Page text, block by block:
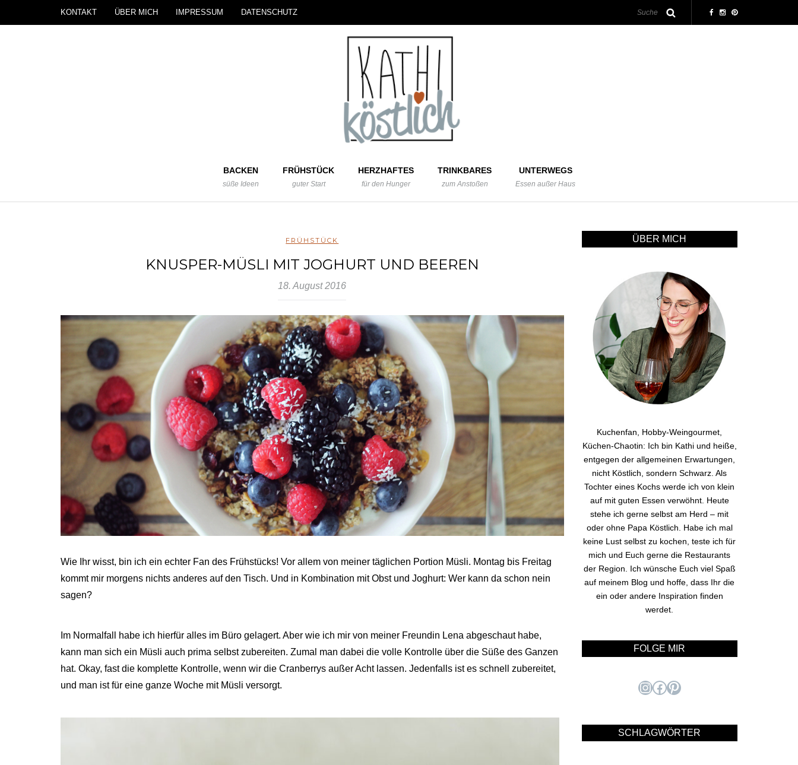
KONTAKT ÜBER MICH IMPRESSUM DATENSCHUTZ
BACKEN
süße Ideen
FRÜHSTÜCK
guter Start
HERZHAFTES
für den Hunger
TRINKBARES
zum Anstoßen
UNTERWEGS
Essen außer Haus
FRÜHSTÜCK
KNUSPER-MÜSLI MIT JOGHURT UND BEEREN
18. August 2016
Wie Ihr wisst, bin ich ein echter Fan des Frühstücks! Vor allem von meiner täglichen Portion Müsli. Montag bis Freitag
kommt mir morgens nichts anderes auf den Tisch. Und in Kombination mit Obst und Joghurt: Wer kann da schon nein
sagen?
Im Normalfall habe ich hierfür alles im Büro gelagert. Aber wie ich mir von meiner Freundin Lena abgeschaut habe,
kann man sich ein Müsli auch prima selbst zubereiten. Zumal man dabei die volle Kontrolle über die Süße des Ganzen
hat. Okay, fast die komplette Kontrolle, wenn wir die Cranberrys außer Acht lassen. Jedenfalls ist es schnell zubereitet,
und man ist für eine ganze Woche mit Müsli versorgt.
ÜBER MICH
Kuchenfan, Hobby-Weingourmet,
Küchen-Chaotin: Ich bin Kathi und heiße,
entgegen der allgemeinen Erwartungen,
nicht Köstlich, sondern Schwarz. Als
Tochter eines Kochs werde ich von klein
auf mit guten Essen verwöhnt. Heute
stehe ich gerne selbst am Herd – mit
oder ohne Papa Köstlich. Habe ich mal
keine Lust selbst zu kochen, teste ich für
mich und Euch gerne die Restaurants
der Region. Ich wünsche Euch viel Spaß
auf meinem Blog und hoffe, dass Ihr die
ein oder andere Inspiration finden
werdet.
FOLGE MIR
Instagram
Facebook
Pinterest
SCHLAGWÖRTER